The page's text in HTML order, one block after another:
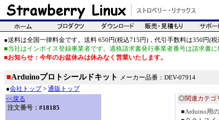
●送料は全国一律料金です。送料 650円(税込715円)，代引手数料は350円(税
■当社はインボイス登録事業者です。適格請求書発行事業者番号は請求書
■お知らせ：今年のお盆休みは休みなく営業いたします。
■Arduinoプロトシールドキット メーカー品番：DEV-07914
●会社トップ> 通販トップ
<<戻る
注文番号： #18185
◎関連カテゴ
■Arduino用